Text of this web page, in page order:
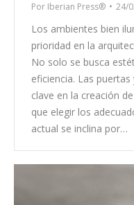
Por Iberian Press® 24/
Los ambientes bien
prioridad en la
No solo se busca
eficiencia. Las
clave en la creación
que elegir los
actual se inclina por…